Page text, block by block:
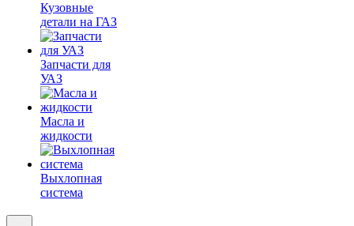
Кузовные
детали на ГАЗ
Запчасти для
УАЗ
Масла и
жидкости
Выхлопная
система